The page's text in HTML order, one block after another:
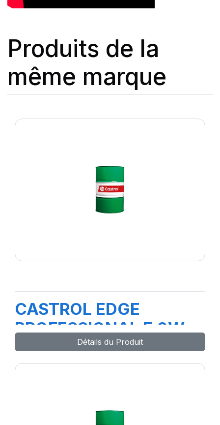
Produits de la
même marque
CASTROL EDGE
PROFESSIONAL E 0W-
30 208LDétails du Produit